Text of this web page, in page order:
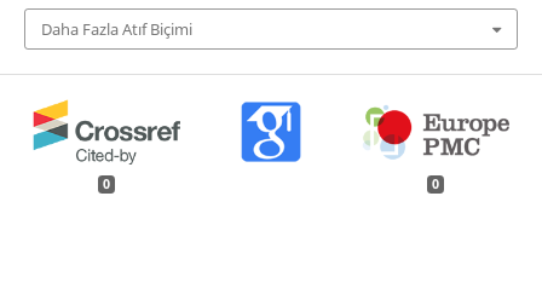
Daha Fazla Atıf Biçimi
0 0